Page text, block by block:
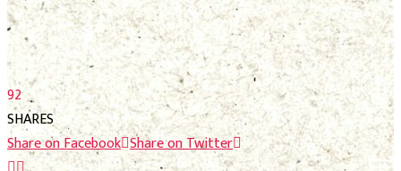
निर्वाचन
भिजिट नेपाल
सम्पादकीय
स्थानीय निर्वाचन
भिजिट नेपाल
सम्पादकीय
स्थानीय निर्वाचन
92
SHARES
Share on Facebook Share on Twitter